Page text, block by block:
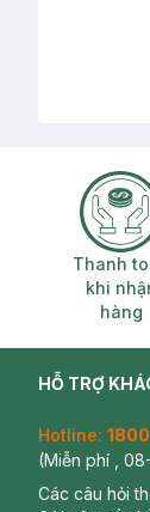
Thanh
khi
hàng
HỖ TRỢ
Hotline:
(Miễn phí ,
Các câu hỏi